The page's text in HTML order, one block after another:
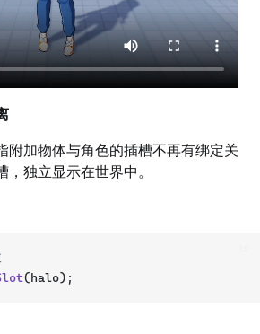
附加物体与角色的插槽不再有绑定关
独立显示在世界中。
(halo);